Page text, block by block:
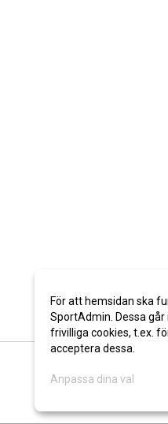
För att hemsidan ska
SportAdmin. Dessa
frivilliga cookies, t.ex.
acceptera dessa.
Anpassa dina val